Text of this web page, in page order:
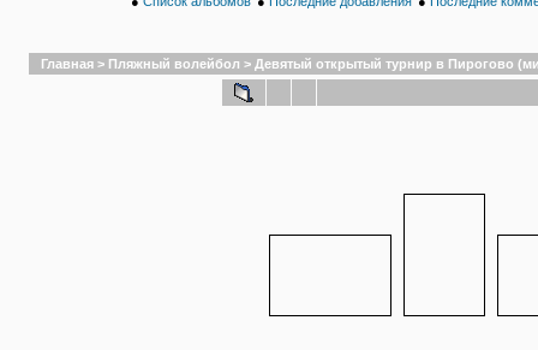
Главная > Пляжный волейбол > Девятый открытый турнир в Пирогово